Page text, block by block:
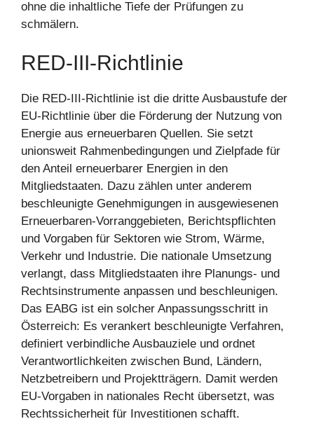
ohne die inhaltliche Tiefe der Prüfungen zu
schmälern.
RED-III-Richtlinie
Die RED-III-Richtlinie ist die dritte Ausbaustufe der
EU-Richtlinie über die Förderung der Nutzung von
Energie aus erneuerbaren Quellen. Sie setzt
unionsweit Rahmenbedingungen und Zielpfade für
den Anteil erneuerbarer Energien in den
Mitgliedstaaten. Dazu zählen unter anderem
beschleunigte Genehmigungen in ausgewiesenen
Erneuerbaren-Vorranggebieten, Berichtspflichten
und Vorgaben für Sektoren wie Strom, Wärme,
Verkehr und Industrie. Die nationale Umsetzung
verlangt, dass Mitgliedstaaten ihre Planungs- und
Rechtsinstrumente anpassen und beschleunigen.
Das EABG ist ein solcher Anpassungsschritt in
Österreich: Es verankert beschleunigte Verfahren,
definiert verbindliche Ausbauziele und ordnet
Verantwortlichkeiten zwischen Bund, Ländern,
Netzbetreibern und Projektträgern. Damit werden
EU-Vorgaben in nationales Recht übersetzt, was
Rechtssicherheit für Investitionen schafft.